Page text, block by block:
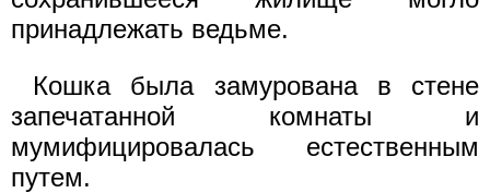
принадлежать ведьме.
Кошка была замурована в стене
запечатанной комнаты и
мумифицировалась естественным
путем.